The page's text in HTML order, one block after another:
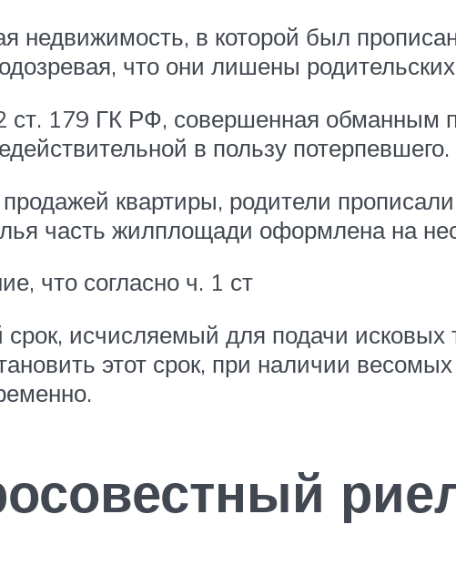
недвижимость, в которой был
что они лишены
ст. 179 ГК РФ, совершенная обманным
в пользу потерпевшего.
квартиры, родители
часть жилплощади оформлена на
что согласно ч. 1 ст
исчисляемый для подачи исковых
этот срок, при наличии